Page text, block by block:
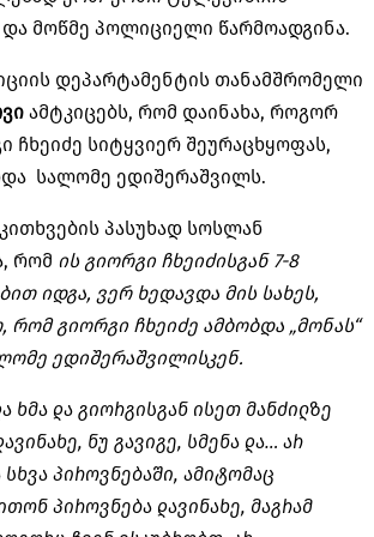
მოწმე პოლიციელი წარმოადგინა.
დეპარტამენტის თანამშრომელი
ამტკიცებს, რომ დაინახა, როგორ
ჩხეიძე სიტყვიერ შეურაცხყოფას,
სალომე ედიშერაშვილს.
პასუხად სოსლან
რომ ის გიორგი ჩხეიძისგან 7-8
იდგა, ვერ ხედავდა მის სახეს,
რომ გიორგი ჩხეიძე ამბობდა „მონას“
ედიშერაშვილისკენ.
ხმა და გიორგისგან ისეთ მანძილზე
ნუ გავიგე, სმენა და… არ
სხვა პიროვნებაში, ამიტომაც
პიროვნება დავინახე, მაგრამ